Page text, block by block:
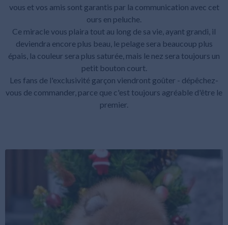
vous et vos amis sont garantis par la communication avec cet
ours en peluche.
Ce miracle vous plaira tout au long de sa vie, ayant grandi, il
deviendra encore plus beau, le pelage sera beaucoup plus
épais, la couleur sera plus saturée, mais le nez sera toujours un
petit bouton court.
Les fans de l'exclusivité garçon viendront goûter - dépêchez-
vous de commander, parce que c'est toujours agréable d'être le
premier.